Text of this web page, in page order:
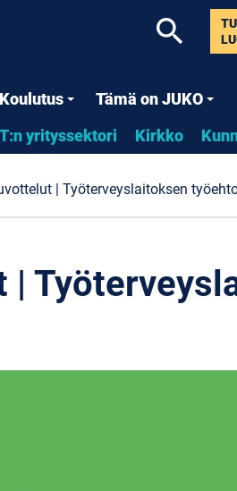
Koulutus
Tämä on JUKO
yrityssektori
Kirkko
search
| Työterveyslaitoksen
|